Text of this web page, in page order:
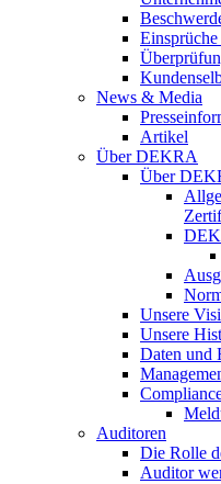
News & Media
Artikel
Über DEKRA
Über
Unsere
Unsere
Daten und
Auditoren
Die Rolle
Auditor